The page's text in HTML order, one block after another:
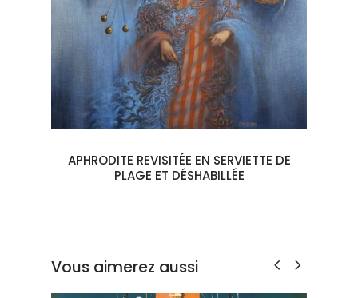
APHRODITE REVISITÉE EN SERVIETTE DE
PLAGE ET DÉSHABILLÉE
Vous aimerez aussi